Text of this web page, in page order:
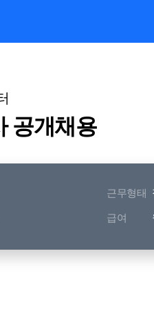
공개채용
근무형태
급여